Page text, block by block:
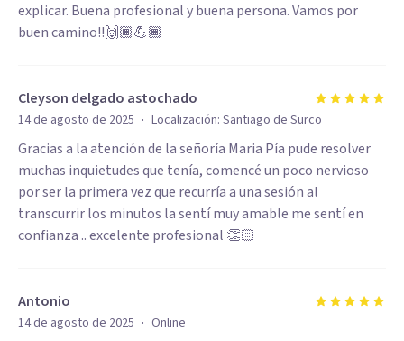
explicar. Buena profesional y buena persona. Vamos por
buen camino!!🙌🏾💪🏾
Cleyson delgado astochado
14 de agosto de 2025 · Localización: Santiago de Surco
Gracias a la atención de la señoría Maria Pía pude resolver
muchas inquietudes que tenía, comencé un poco nervioso
por ser la primera vez que recurría a una sesión al
transcurrir los minutos la sentí muy amable me sentí en
confianza .. excelente profesional 👏🏻
Antonio
14 de agosto de 2025 · Online